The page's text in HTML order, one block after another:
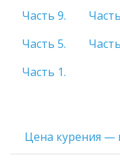
Часть 9.
Часть 5.
Часть 1.
Цена курения —